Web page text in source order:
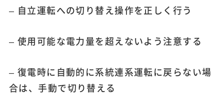
– 自立運転への切り替え操作を正しく行う
– 使用可能な電力量を超えないよう注意する
– 復電時に自動的に系統連系運転に戻らない場
合は、手動で切り替える